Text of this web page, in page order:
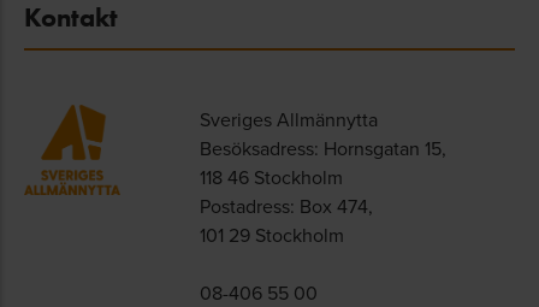
Kontakt
Sveriges Allmännytta
Besöksadress: Hornsgatan 15,
118 46 Stockholm
Postadress: Box 474,
101 29 Stockholm
08-406 55 00